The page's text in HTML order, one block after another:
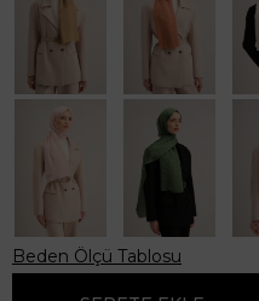
Beden Ölçü Tablosu